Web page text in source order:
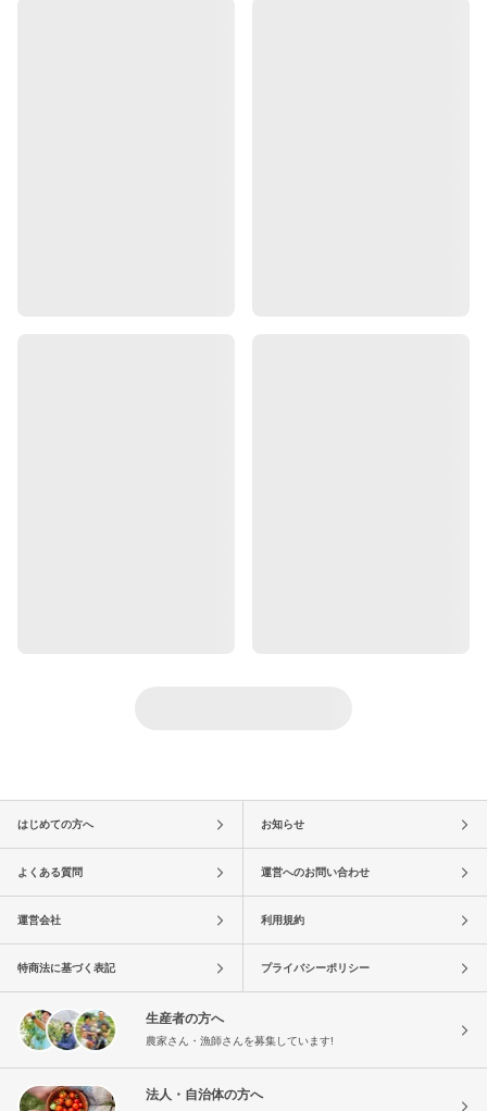
はじめての方へ お知らせ
よくある質問 運営へのお問い合わせ
運営会社 利用規約
特商法に基づく表記 プライバシーポリシー
生産者の方へ
農家さん・漁師さんを募集しています!
法人・自治体の方へ